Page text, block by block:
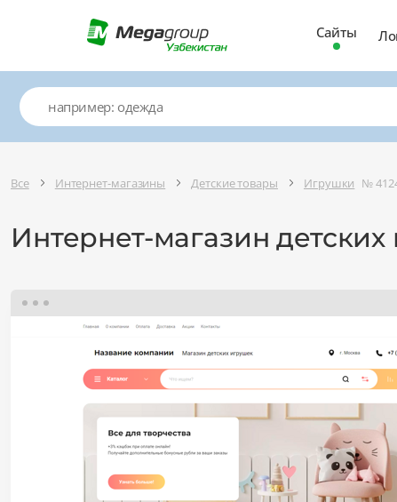
Сайты
Все Интернет-магазины Детские товары Игрушки №
Интернет-магазин